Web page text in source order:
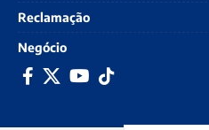
Reclamação
Negócio